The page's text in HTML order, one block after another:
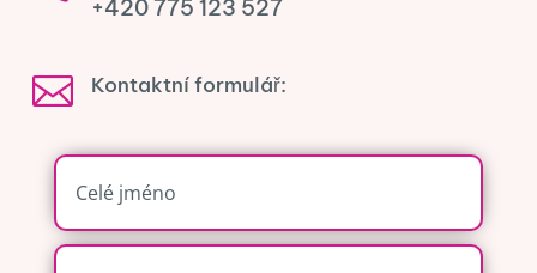
+420 775 123 527
 Kontaktní formulář: